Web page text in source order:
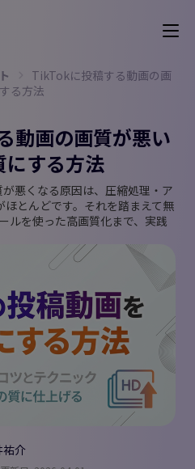
TikTokに投稿する動画の画
る方法
動画の画質が悪い
にする方法
悪くなる原因は、圧縮処理・ア
とんどです。それを踏まえて無
ルを使った高画質化まで、実践
祐介